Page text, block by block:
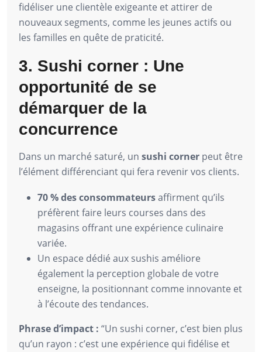
fidéliser une clientèle exigeante et attirer de
nouveaux segments, comme les jeunes actifs ou
les familles en quête de praticité.
3. Sushi corner : Une
opportunité de se
démarquer de la
concurrence
Dans un marché saturé, un sushi corner peut être
l’élément différenciant qui fera revenir vos clients.
70 % des consommateursaffirment qu’ils
préfèrent faire leurs courses dans des
magasins offrant une expérience culinaire
variée.
Un espace dédié aux sushis améliore
également la perception globale de votre
enseigne, la positionnant comme innovante et
à l’écoute des tendances.
Phrase d’impact : “Un sushi corner, c’est bien plus
qu’un rayon : c’est une expérience qui fidélise et